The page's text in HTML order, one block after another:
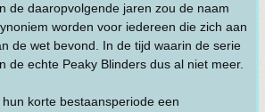
de daaropvolgende jaren zou de naam
worden voor iedereen die zich aan
de wet bevond. In de tijd waarin de serie
de echte Peaky Blinders dus al niet meer.
korte bestaansperiode een